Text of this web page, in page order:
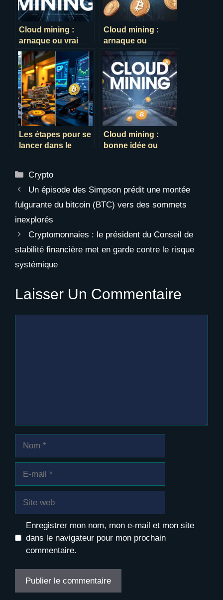
Cloud mining :
arnaque ou vrai
moyen de gagner
de l’argent ?
Cloud mining :
arnaque ou
véritable
opportunité ?
Les étapes pour se
lancer dans le
Cloud mining :
bonne idée ou
Catégories
Crypto
Un épisode des Simpson prédit une montée
fulgurante du bitcoin (BTC) vers des sommets
inexplorés
Cryptomonnaies : le président du Conseil de
stabilité financière met en garde contre le risque
systémique
Laisser Un Commentaire
Enregistrer mon nom, mon e-mail et mon site
dans le navigateur pour mon prochain
commentaire.